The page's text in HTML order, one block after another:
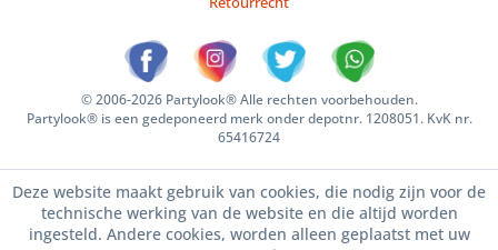
© 2006-2026 Partylook® Alle rechten voorbehouden.
Partylook® is een gedeponeerd merk onder depotnr. 1208051. KvK nr.
65416724
Deze website maakt gebruik van cookies, die nodig zijn voor de
technische werking van de website en die altijd worden
ingesteld. Andere cookies, worden alleen geplaatst met uw